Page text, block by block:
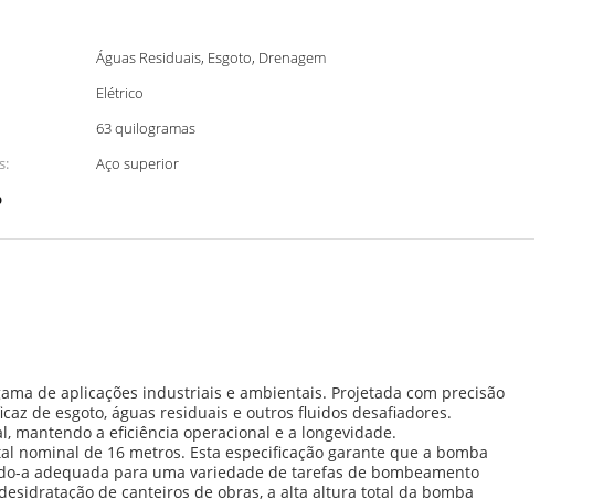
Águas Residuais, Esgoto, Drenagem
Elétrico
63 quilogramas
Aço superior
de aplicações industriais e ambientais. Projetada com precisão
de esgoto, águas residuais e outros fluidos desafiadores.
mantendo a eficiência operacional e a longevidade.
nominal de 16 metros. Esta especificação garante que a bomba
a adequada para uma variedade de tarefas de bombeamento
de canteiros de obras, a alta altura total da bomba